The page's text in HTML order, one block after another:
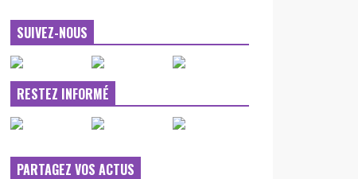
SUIVEZ-NOUS
RESTEZ INFORMÉ
PARTAGEZ VOS ACTUS